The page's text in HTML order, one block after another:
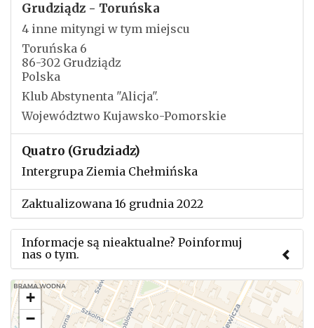
Grudziądz - Toruńska
4 inne mityngi w tym miejscu
Toruńska 6
86-302 Grudziądz
Polska
Klub Abstynenta "Alicja".
Województwo Kujawsko-Pomorskie
Quatro (Grudziadz)
Intergrupa Ziemia Chełmińska
Zaktualizowana 16 grudnia 2022
Informacje są nieaktualne? Poinformuj
nas o tym.
Użyj tego formularza aby przesłać informację o
zmianach w powyższym mityngu.
+
−